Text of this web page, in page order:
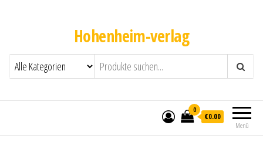
Hohenheim-verlag
Menü
0
€0.00